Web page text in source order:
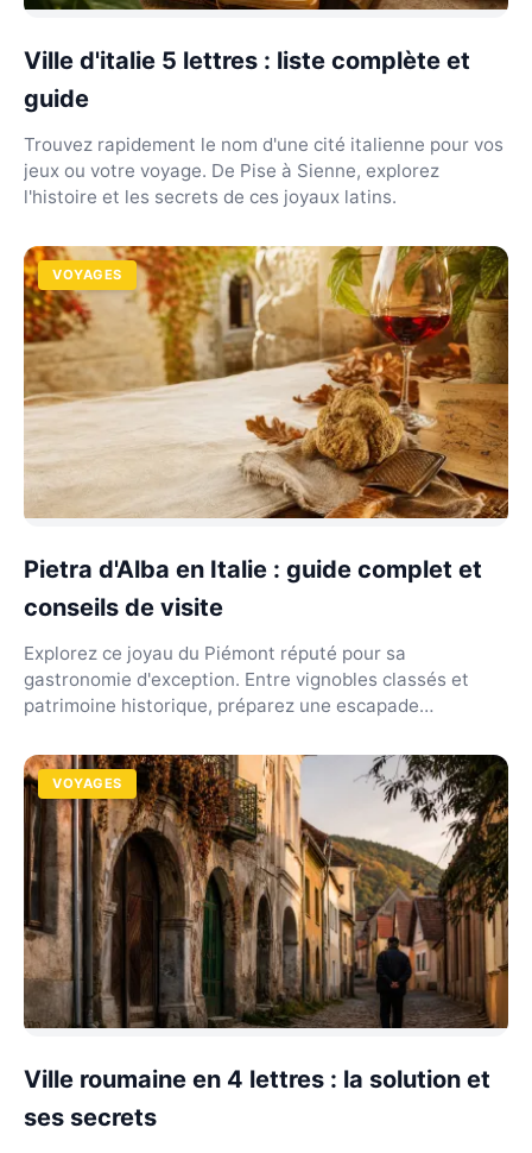
Ville d'italie 5 lettres : liste complète et
guide
Trouvez rapidement le nom d'une cité italienne pour vos
jeux ou votre voyage. De Pise à Sienne, explorez
l'histoire et les secrets de ces joyaux latins.
VOYAGES
Pietra d'Alba en Italie : guide complet et
conseils de visite
Explorez ce joyau du Piémont réputé pour sa
gastronomie d'exception. Entre vignobles classés et
patrimoine historique, préparez une escapade
VOYAGES
Ville roumaine en 4 lettres : la solution et
ses secrets